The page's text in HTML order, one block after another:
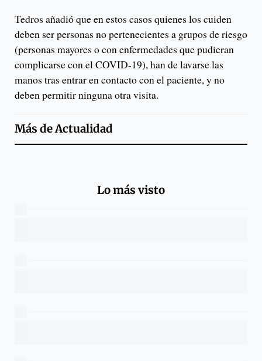
Tedros añadió que en estos casos quienes los cuiden
deben ser personas no pertenecientes a grupos de riesgo
(personas mayores o con enfermedades que pudieran
complicarse con el COVID-19), han de lavarse las
manos tras entrar en contacto con el paciente, y no
deben permitir ninguna otra visita.
Más deActualidad
Lo más visto